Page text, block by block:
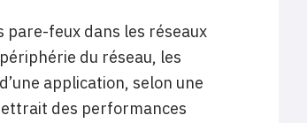
feux dans les réseaux
du réseau, les
application, selon une
des performances